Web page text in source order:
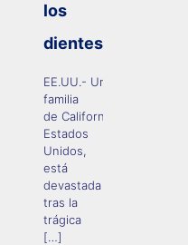
los
dientes
EE.UU.- Una
familia
de California,
Estados
Unidos,
está
devastada
tras la
trágica
[…]